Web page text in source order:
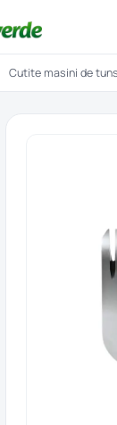
Cutite masini de tuns